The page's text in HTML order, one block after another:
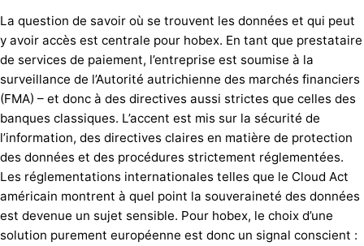
La question de savoir où se trouvent les données et qui peut
y avoir accès est centrale pour hobex. En tant que prestataire
de services de paiement, l’entreprise est soumise à la
surveillance de l’Autorité autrichienne des marchés financiers
(FMA) – et donc à des directives aussi strictes que celles des
banques classiques. L’accent est mis sur la sécurité de
l’information, des directives claires en matière de protection
des données et des procédures strictement réglementées.
Les réglementations internationales telles que le Cloud Act
américain montrent à quel point la souveraineté des données
est devenue un sujet sensible. Pour hobex, le choix d’une
solution purement européenne est donc un signal conscient :